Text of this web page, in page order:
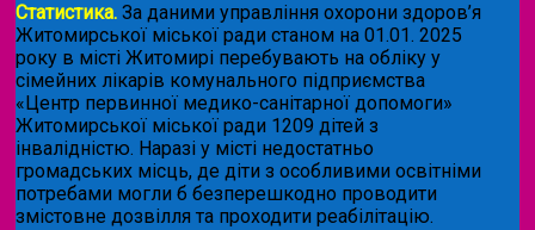
Статистика. За даними управління охорони здоров’я
Житомирської міської ради станом на 01.01. 2025
року в місті Житомирі перебувають на обліку у
сімейних лікарів комунального підприємства
«Центр первинної медико-санітарної допомоги»
Житомирської міської ради 1209 дітей з
інвалідністю. Наразі у місті недостатньо
громадських місць, де діти з особливими освітніми
потребами могли б безперешкодно проводити
змістовне дозвілля та проходити реабілітацію.